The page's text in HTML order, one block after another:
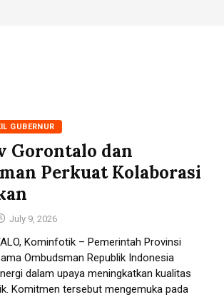
GUBERNUR
Gorontalo dan
Perkuat Kolaborasi
July 9, 2026
Kominfotik – Pemerintah Provinsi
Ombudsman Republik Indonesia
dalam upaya meningkatkan kualitas
Komitmen tersebut mengemuka pada